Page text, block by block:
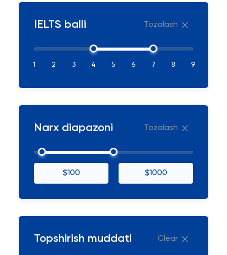
IELTS balli Tozalash
1 2 3 4 5 6 7 8 9
Narx diapazoni Tozalash
$100 $1000
Topshirish muddati Clear